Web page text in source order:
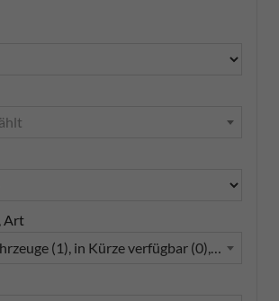
Art
(1), in Kürze verfügbar (0),